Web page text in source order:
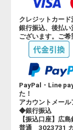
クレジットカード
銀行振込、後払
ございます。ご希
PayPal・Line
た！
アカウントメー
◆銀行振込
【振込口座】広
普通 3023731